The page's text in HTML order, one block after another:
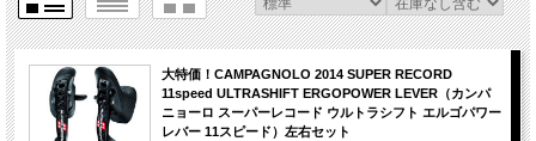
大特価！CAMPAGNOLO 2014 SUPER RECORD
11speed ULTRASHIFT ERGOPOWER LEVER（カンパ
ニョーロ スーパーレコード ウルトラシフト エルゴパワー
レバー 11スピード）左右セット